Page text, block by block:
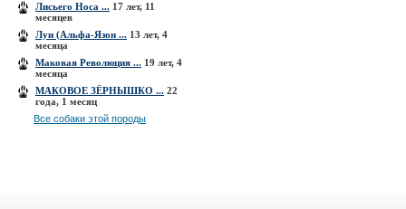
Лисьего Носа ... 17 лет, 11
месяцев
Луи (Альфа-Язон ... 13 лет, 4
месяца
Маковая Революция ... 19 лет, 4
месяца
МАКОВОЕ ЗЁРНЫШКО ... 22
года, 1 месяц
Все собаки этой породы